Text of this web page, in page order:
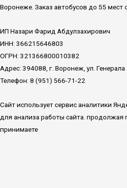
Воронеже. Заказ автобусов до 55 мест
ИП Назари Фарид Абдулзахирович
ИНН: 366215646803
ОГРН: 321366800010382
Адрес: 394088, г. Воронеж, ул.
Телефон: 8 (951) 566-71-22
Сайт использует сервис аналитики
для анализа работы сайта. продолжая
принимаете